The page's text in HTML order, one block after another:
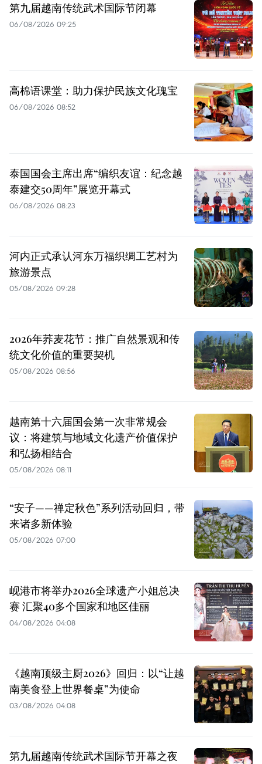
第九届越南传统武术国际节闭幕
06/08/2026 09:25
高棉语课堂：助力保护民族文化瑰宝
06/08/2026 08:52
泰国国会主席出席“编织友谊：纪念越
泰建交50周年”展览开幕式
06/08/2026 08:23
河内正式承认河东万福织绸工艺村为
旅游景点
05/08/2026 09:28
2026年荞麦花节：推广自然景观和传
统文化价值的重要契机
05/08/2026 08:56
越南第十六届国会第一次非常规会
议：将建筑与地域文化遗产价值保护
和弘扬相结合
05/08/2026 08:11
“安子——禅定秋色”系列活动回归，带
来诸多新体验
05/08/2026 07:00
岘港市将举办2026全球遗产小姐总决
赛 汇聚40多个国家和地区佳丽
04/08/2026 04:08
《越南顶级主厨2026》回归：以“让越
南美食登上世界餐桌”为使命
03/08/2026 04:08
第九届越南传统武术国际节开幕之夜